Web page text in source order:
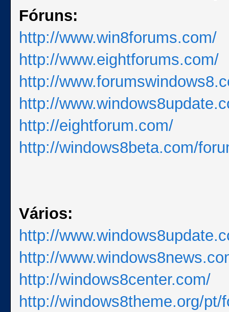
Fóruns:
http://www.win8forums.com/
http://www.eightforums.com/
http://
http://
http://eightforum.com/
http://windows8beta.com/
Vários:
http://
http://
http://windows8center.com/
http://windows8theme.org/pt/